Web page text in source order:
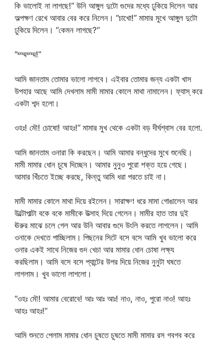
কি ভালোই না লাগছে!” উনি আঙ্গুল দুটো গুদের মধ্যে ঢুকিয়ে দিলেন আর
অল্পক্ষণ রেখে আবার বের করে নিলেন। “চাখো!” মামার মুখে আঙ্গুল দুটো
ঢুকিয়ে দিলেন। “কেমন লাগছে?”
“ম্ম্মম্ম্ম!”
আমি জানতাম তোমার ভালো লাগবে। এইবার তোমার জন্য একটা খাস
উপহার আছে আমি দেখলাম মামী মামার কোলে মাথা নামালেন। ফ্যাস্ করে
একটা শব্দ হলো।
ওহঃ! মৌ! চোষো! আহঃ!” মামার মুখ থেকে একটা বড় দীর্ঘশ্বাস বের হলো.
আমি জানতাম ওনারা কি করছেন। আমি আমার বন্ধুদের মুখে শুনেছি।
মামী মামার ধোন চুষে দিচ্ছেন। আমার নুনুও পুরো শক্ত হয়ে গেছে।
আমার খিঁচতে ইচ্ছে করছে, কিন্তু আমি ধরা পরতে চাই না।
মামী মামার কোলে মাথা দিয়ে রইলেন। সারাক্ষণ ধরে মামা গোঙালেন আর
উল্টোপাল্টা বকে বকে মামীকে উত্সাহ দিয়ে গেলেন। মামীর হাত তার দুই
ঊরুর মাঝে চলে গেল আর উনি আবার গুদে উংলি করতে লাগলেন। আমি
ওনাকে দেখতে পাচ্ছিলাম। পিছনের সিটে বসে বসে আমি খুব ভালো করে
ওনার একই সাথে নিজের গুদ খেচা আর মামার ধোন চোষা লক্ষ্য
করছিলাম। আমি বসে বসে প্যান্টের উপর দিয়ে নিজের নুনুটা ঘষতে
লাগলাম। খুব ভালো লাগলো।
“ওহঃ মৌ! আমার বেরোবে! আঃ আঃ আঃ! নাও, নাও, পুরো নাও! আহঃ
আহঃ আহঃ!”
আমি শুনতে পেলাম মামার ধোন চুষতে চুষতে মামী মামার রস গবগব করে